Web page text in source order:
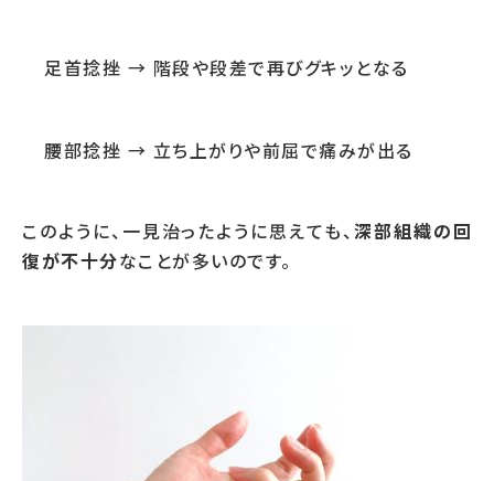
足首捻挫 → 階段や段差で再びグキッとなる
腰部捻挫 → 立ち上がりや前屈で痛みが出る
このように、一見治ったように思えても、深部組織の回
復が不十分なことが多いのです。